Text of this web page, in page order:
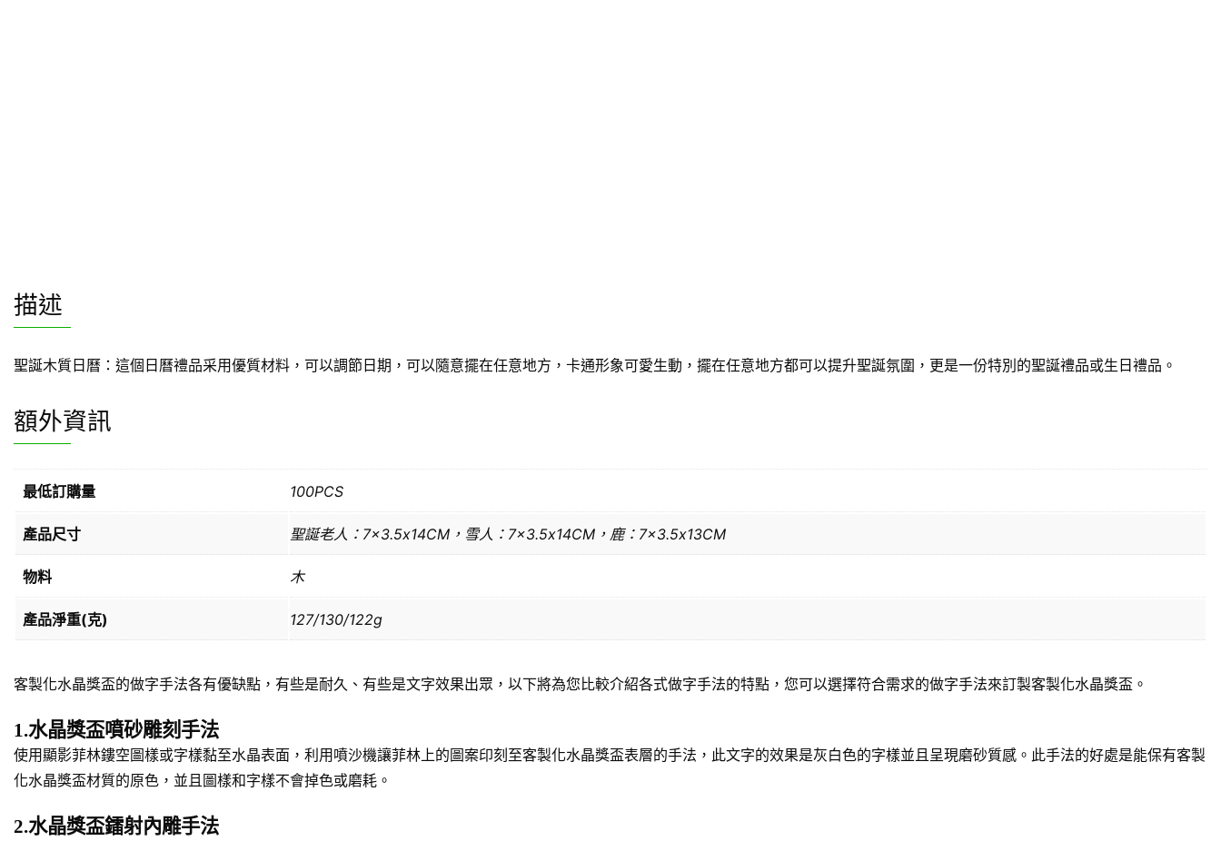
描述
聖誕木質日曆：這個日曆禮品采用優質材料，可以調節日期，可以隨意擺在任意地方，卡通形象可愛生動，擺在任意地方都可以提升聖誕氛圍，更是一份特別的聖誕禮品或生日禮品。
額外資訊
最低訂購量 100PCS
產品尺寸 聖誕老人：7×3.5x14CM，雪人：7×3.5x14CM，鹿：7×3.5x13CM
物料 木
產品淨重(克) 127/130/122g
客製化水晶獎盃的做字手法各有優缺點，有些是耐久、有些是文字效果出眾，以下將為您比較介紹各式做字手法的特點，您可以選擇符合需求的做字手法來訂製客製化水晶獎盃。
1.水晶獎盃噴砂雕刻手法
使用顯影菲林鏤空圖樣或字樣黏至水晶表面，利用噴沙機讓菲林上的圖案印刻至客製化水晶獎盃表層的手法，此文字的效果是灰白色的字樣並且呈現磨砂質感。此手法的好處是能保有客製
化水晶獎盃材質的原色，並且圖樣和字樣不會掉色或磨耗。
2.水晶獎盃鐳射內雕手法